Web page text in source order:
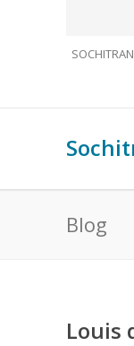
Blog
Louis